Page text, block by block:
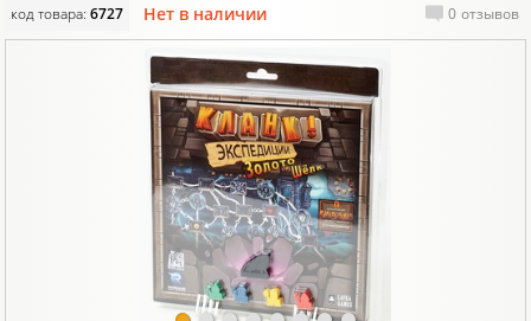
код товара:6727 Нет в наличии 0 отзывов